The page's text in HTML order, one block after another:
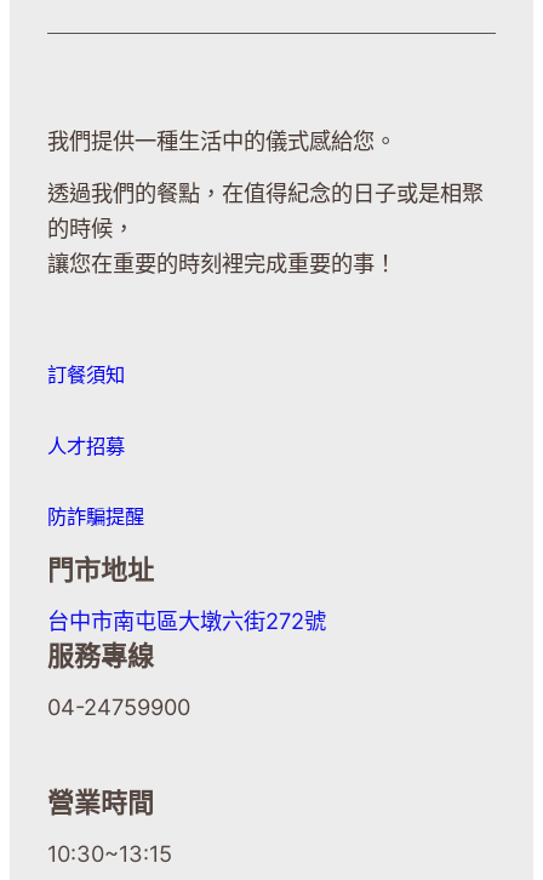
我們提供一種生活中的儀式感給您。
透過我們的餐點，在值得紀念的日子或是相聚
的時候，
讓您在重要的時刻裡完成重要的事！
訂餐須知
人才招募
防詐騙提醒
門市地址
台中市南屯區大墩六街272號
服務專線
04-24759900
營業時間
10:30~13:15